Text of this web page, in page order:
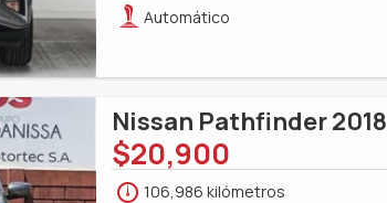
Automático
Nissan Pathfinder 2018
$20,900
106,986 kilómetros